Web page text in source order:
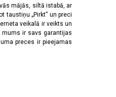
mājās, siltā istabā, ar
taustiņu „Pirkt” un preci
veikalā ir veikts un
mums ir savs garantijas
preces ir pieejamas